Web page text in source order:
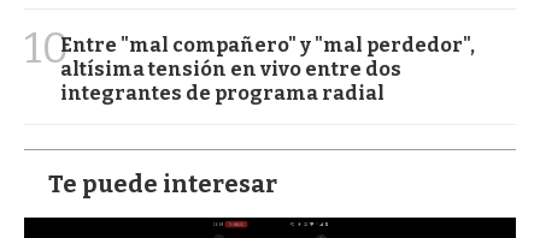
10Entre "mal compañero" y "mal perdedor",
altísima tensión en vivo entre dos
integrantes de programa radial
Te puede interesar